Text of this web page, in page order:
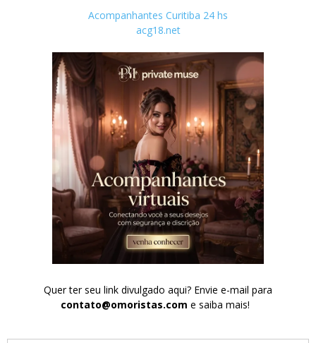
Acompanhantes Curitiba 24 hs
acg18.net
Quer ter seu link divulgado aqui? Envie e-mail para
contato@omoristas.com e saiba mais!